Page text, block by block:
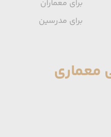
برای معماران
برای مدرسین